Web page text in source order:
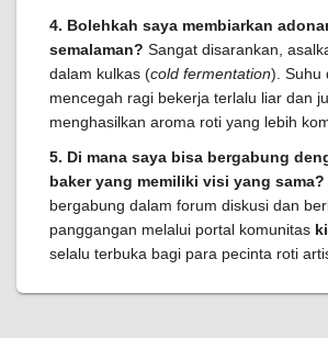
4. Bolehkah saya membiarkan
semalaman? Sangat disarankan,
dalam kulkas (cold fermentation). Suhu
mencegah ragi bekerja terlalu liar dan
menghasilkan aroma roti yang lebih
5. Di mana saya bisa bergabung
baker yang memiliki visi yang sama?
bergabung dalam forum diskusi dan
panggangan melalui portal komunitas
selalu terbuka bagi para pecinta roti